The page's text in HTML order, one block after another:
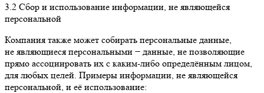
3.2 Сбор и использование информации, не являющейся
персональной
Компания также может собирать персональные данные,
не являющиеся персональными − данные, не позволяющие
прямо ассоциировать их с каким-либо определённым лицом,
для любых целей. Примеры информации, не являющейся
персональной, и её использование: